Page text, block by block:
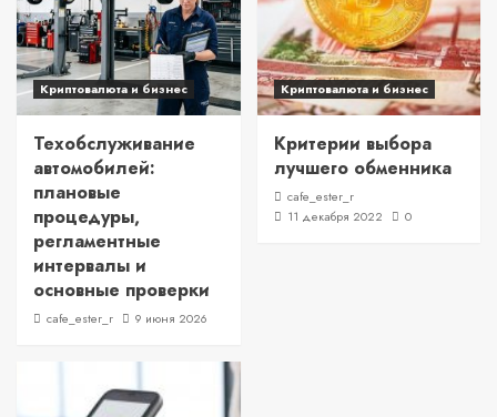
Криптовалюта и бизнес
Техобслуживание
автомобилей:
плановые
процедуры,
регламентные
интервалы и
основные проверки
cafe_ester_r 9 июня 2026
Криптовалюта и бизнес
Критерии выбора
лучшего обменника
cafe_ester_r
11 декабря 2022
0